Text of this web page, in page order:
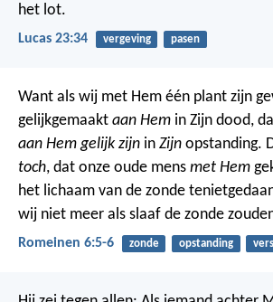
het lot.
Lucas 23:34 vergeving pasen
Want als wij met Hem één plant zijn
gelijkgemaakt aan Hem in Zijn dood,
aan Hem gelijk zijn in Zijn opstanding.
toch, dat onze oude mens met Hem
het lichaam van de zonde
wij niet meer als slaaf de zonde
Romeinen 6:5-6 zonde opstanding